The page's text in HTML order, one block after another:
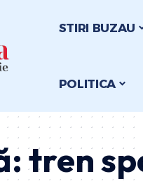
STIRI BUZAU
POLITICA
tren